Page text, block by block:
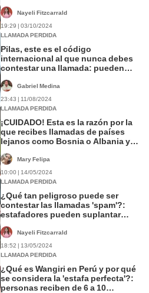
Nayeli Fitzcarrald
19:29 | 03/10/2024
LLAMADA PERDIDA
Pilas, este es el código
internacional al que nunca debes
contestar una llamada: pueden
Gabriel Medina
23:43 | 11/08/2024
LLAMADA PERDIDA
¡CUIDADO! Esta es la razón por la
que recibes llamadas de países
lejanos como Bosnia o Albania y
Mary Felipa
10:00 | 14/05/2024
LLAMADA PERDIDA
¿Qué tan peligroso puede ser
contestar las llamadas 'spam'?:
estafadores pueden suplantar
Nayeli Fitzcarrald
18:52 | 13/05/2024
LLAMADA PERDIDA
¿Qué es Wangiri en Perú y por qué
se considera la 'estafa perfecta'?:
personas reciben de 6 a 10